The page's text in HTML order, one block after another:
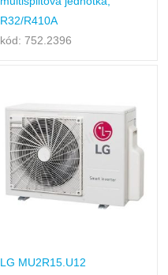
R32/R410A
kód: 752.2396
LG MU2R15.U12